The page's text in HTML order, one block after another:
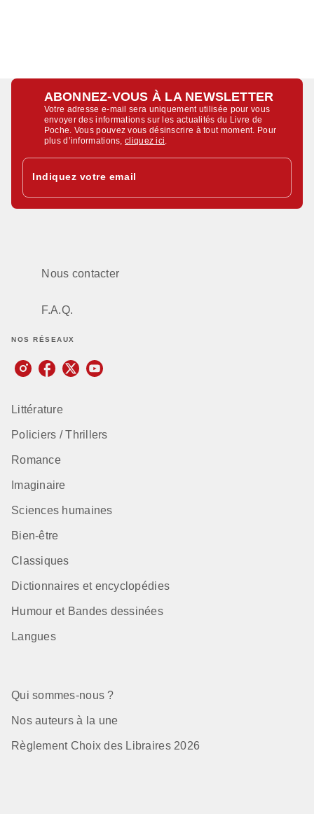
ABONNEZ-VOUS À LA NEWSLETTER
Votre adresse e-mail sera uniquement utilisée pour vous
envoyer des informations sur les actualités du Livre de
Poche. Vous pouvez vous désinscrire à tout moment. Pour
plus d’informations,cliquez ici
Indiquez votre email
Nous contacter
F.A.Q.
NOS RÉSEAUX
Littérature
Policiers / Thrillers
Romance
Imaginaire
Sciences humaines
Bien-être
Classiques
Dictionnaires et encyclopédies
Humour et Bandes dessinées
Langues
Qui sommes-nous ?
Nos auteurs à la une
Règlement Choix des Libraires 2026